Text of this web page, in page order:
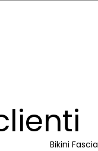
Bikini Fascia